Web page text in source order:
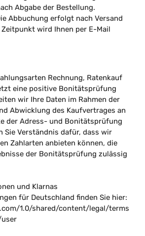
Abgabe der Bestellung.
Abbuchung erfolgt nach Versand
Zeitpunkt wird Ihnen per E-Mail
Rechnung, Ratenkauf
eine positive Bonitätsprüfung
wir Ihre Daten im Rahmen der
Abwicklung des Kaufvertrages an
der Adress- und Bonitätsprüfung
Sie Verständnis dafür, dass wir
Zahlarten anbieten können, die
der Bonitätsprüfung zulässig
und Klarnas
für Deutschland finden Sie hier:
1.0/shared/content/legal/terms